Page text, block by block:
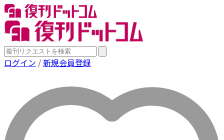
ログイン /新規会員登録